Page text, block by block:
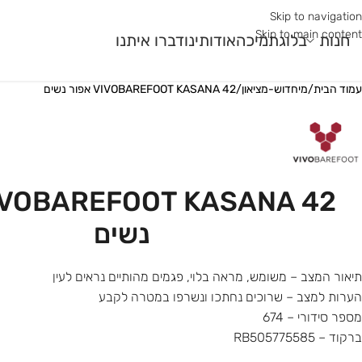
Skip to navigation
Skip to main content
חנות
קיץ
חורף
רב עונתי
חדר כושר ואימונים
בלוגתמיכהאודותינודברו איתנו
עמוד הבית/מיחדוש-מציאון/VIVOBAREFOOT KASANA 42 אפור נשים
נשים
תיאור המצב – משומש, מראה בלוי, פגמים מהותיים נראים לעין
הערות למצב – שרוכים נחתכו ונשרפו במטרה לקבע
מספר סידורי – 674
ברקוד – RB505775585